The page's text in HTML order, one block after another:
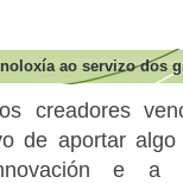
ao servizo dos
creadores
de aportar
e a